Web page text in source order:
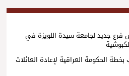
فرع جديد لجامعة سيدة اللويزة في
الحكومة العراقية لإعادة العائلات